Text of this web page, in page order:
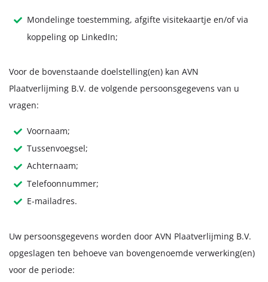
Mondelinge toestemming, afgifte visitekaartje en/of via
koppeling op LinkedIn;
Voor de bovenstaande doelstelling(en) kan AVN
Plaatverlijming B.V. de volgende persoonsgegevens van u
vragen:
Voornaam;
Tussenvoegsel;
Achternaam;
Telefoonnummer;
E-mailadres.
Uw persoonsgegevens worden door AVN Plaatverlijming B.V.
opgeslagen ten behoeve van bovengenoemde verwerking(en)
voor de periode: